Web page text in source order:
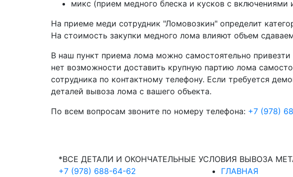
микс (прием медного блеска и кусков с включениями
На приеме меди сотрудник "Ломовозкин" определит
На стоимость закупки медного лома влияют объем
В наш пункт приема лома можно самостоятельно
нет возможности доставить крупную партию лома
сотрудника по контактному телефону. Если требуется
деталей вывоза лома с вашего объекта.
По всем вопросам звоните по номеру телефона: +7 (978)
*ВСЕ ДЕТАЛИ И ОКОНЧАТЕЛЬНЫЕ УСЛОВИЯ ВЫВОЗА
+7 (978) 688-64-62
ГЛАВНАЯ